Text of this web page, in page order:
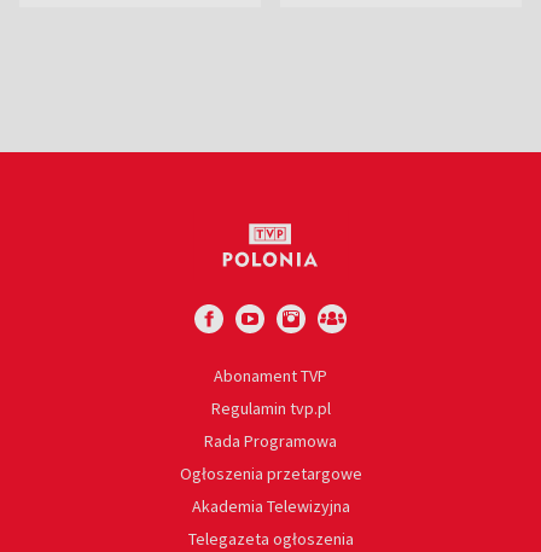
Abonament TVP
Regulamin tvp.pl
Rada Programowa
Ogłoszenia przetargowe
Akademia Telewizyjna
Telegazeta ogłoszenia